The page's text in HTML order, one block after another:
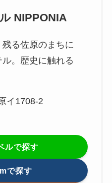
NIPPONIA
る佐原のまちに
。歴史に触れる
イ1708-2
ルで探す
で探す